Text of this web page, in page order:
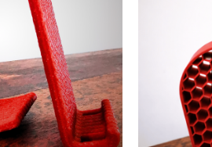
de primăvară
birou sau living
mărțișor, ocazii)